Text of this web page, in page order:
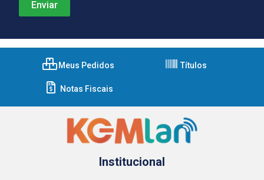
Meus Pedidos Títulos
Notas Fiscais
Institucional